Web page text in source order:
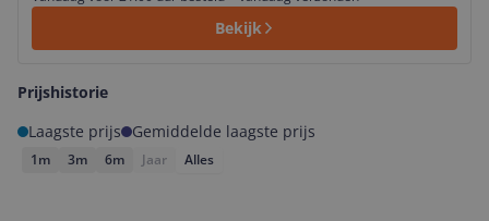
Bekijk
Prijshistorie
Laagste prijs
Gemiddelde laagste prijs
1m 3m 6m Jaar Alles